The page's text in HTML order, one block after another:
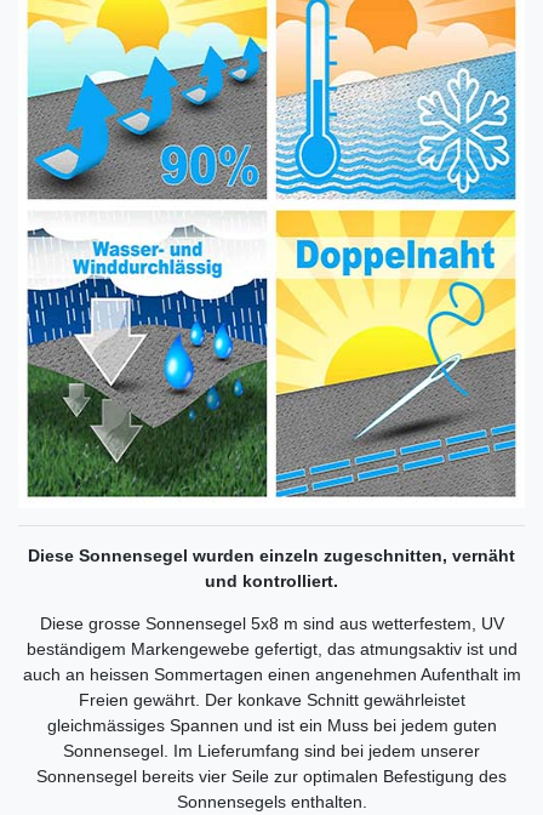
Diese Sonnensegel wurden einzeln zugeschnitten, vernäht
und kontrolliert.
Diese grosse Sonnensegel 5x8 m sind aus wetterfestem, UV
beständigem Markengewebe gefertigt, das atmungsaktiv ist und
auch an heissen Sommertagen einen angenehmen Aufenthalt im
Freien gewährt. Der konkave Schnitt gewährleistet
gleichmässiges Spannen und ist ein Muss bei jedem guten
Sonnensegel. Im Lieferumfang sind bei jedem unserer
Sonnensegel bereits vier Seile zur optimalen Befestigung des
Sonnensegels enthalten.